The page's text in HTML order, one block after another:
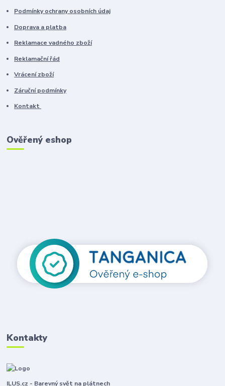
Podmínky ochrany osobních údaj
Doprava a platba
Reklamace vadného zboží
Reklamační řád
Vrácení zboží
Záruční podmínky
Kontakt
Ověřený eshop
Kontakty
ILUS.cz - Barevný svět na plátnech